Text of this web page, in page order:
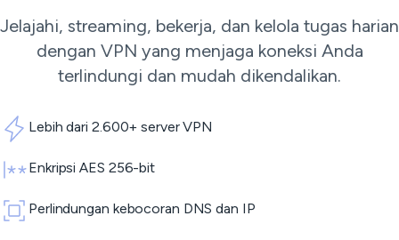
Jelajahi, streaming, bekerja, dan kelola tugas harian
dengan VPN yang menjaga koneksi Anda
terlindungi dan mudah dikendalikan.
Lebih dari 2.600+ server VPN
Enkripsi AES 256-bit
Perlindungan kebocoran DNS dan IP